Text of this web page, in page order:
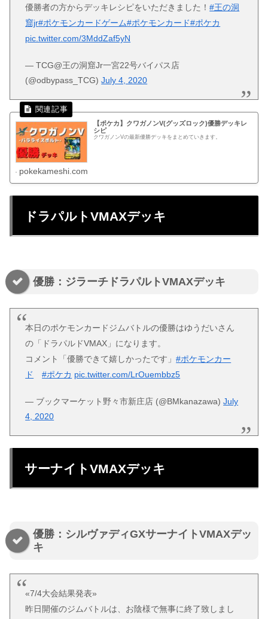
優勝者の方からデッキレシピをいただきました！#王の洞
窟jr#ポケモンカードゲーム#ポケモンカード#ポケカ
pic.twitter.com/3MddZaf5yN
— TCG@王の洞窟Jr一宮22号バイパス店
(@odbypass_TCG)July 4, 2020
【ポケカ】クワガノンV(グッズロック)優勝デッキレ
シピ
クワガノンVの最新優勝デッキをまとめていきます。
pokekameshi.com
ドラパルトVMAXデッキ
優勝：ジラーチドラパルトVMAXデッキ
本日のポケモンカードジムバトルの優勝はゆうだいさん
の「ドラパルドVMAX」になります。
コメント「優勝できて嬉しかったです」#ポケモンカー
ド
#ポケカ pic.twitter.com/LrOuembbz5
— ブックマーケット野々市新庄店 (@BMkanazawa)July
4, 2020
サーナイトVMAXデッキ
優勝：シルヴァディGXサーナイトVMAXデッ
キ
«7/4大会結果発表»
昨日開催のジムバトルは、お陰様で無事に終了致しまし